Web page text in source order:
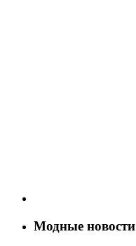
Модные новости